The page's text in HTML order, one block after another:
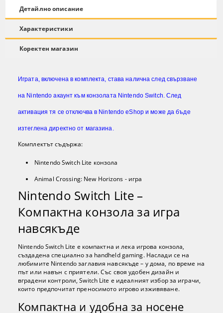
Детайлно описание
Характеристики
Коректен магазин
Играта, включена в комплекта, става налична след свързване
на Nintendo акаунт към конзолата Nintendo Switch. След
активация тя се отключва в Nintendo eShop и може да бъде
изтеглена директно от магазина.
Комплектът съдържа:
Nintendo Switch Lite конзола
Animal Crossing: New Horizons - игра
Nintendo Switch Lite –
Компактна конзола за игра
навсякъде
Nintendo Switch Lite е компактна и лека игрова конзола,
създадена специално за handheld gaming. Наслади се на
любимите Nintendo заглавия навсякъде – у дома, по време на
път или навън с приятели. Със своя удобен дизайн и
вградени контроли, Switch Lite е идеалният избор за играчи,
които предпочитат преносимото игрово изживяване.
Компактна и удобна за носене